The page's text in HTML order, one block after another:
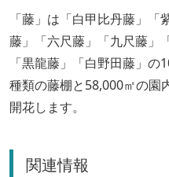
「藤」は「白甲比丹藤」
藤」「六尺藤」「九尺藤」
「黒龍藤」「白野田藤」
種類の藤棚と58,000㎡の園
開花します。
関連情報